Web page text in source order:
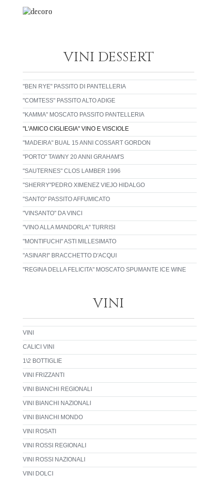
VINI DESSERT
"BEN RYE" PASSITO DI PANTELLERIA
"COMTESS" PASSITO ALTO ADIGE
"KAMMA" MOSCATO PASSITO PANTELLERIA
"L'AMICO CIGLIEGIA" VINO E VISCIOLE
"MADEIRA" BUAL 15 ANNI COSSART GORDON
"PORTO" TAWNY 20 ANNI GRAHAM'S
"SAUTERNES" CLOS LAMBER 1996
"SHERRY"PEDRO XIMENEZ VIEJO HIDALGO
"SANTO" PASSITO AFFUMICATO
"VINSANTO" DA VINCI
"VINO ALLA MANDORLA" TURRISI
"MONTIFUCHI" ASTI MILLESIMATO
"ASINARI" BRACCHETTO D'ACQUI
"REGINA DELLA FELICITA" MOSCATO SPUMANTE ICE WINE
VINI
VINI
CALICI VINI
1\2 BOTTIGLIE
VINI FRIZZANTI
VINI BIANCHI REGIONALI
VINI BIANCHI NAZIONALI
VINI BIANCHI MONDO
VINI ROSATI
VINI ROSSI REGIONALI
VINI ROSSI NAZIONALI
VINI DOLCI